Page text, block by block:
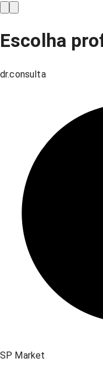
Escolha
dr.consulta
SP Market